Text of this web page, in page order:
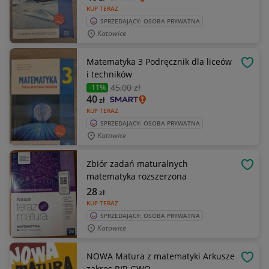
KUP TERAZ
SPRZEDAJĄCY: OSOBA PRYWATNA
Katowice
Matematyka 3 Podręcznik dla liceów
i techników
-11% 45,00 zł
KUP TERAZ
40zł
SPRZEDAJĄCY: OSOBA PRYWATNA
Katowice
Zbiór zadań maturalnych
matematyka rozszerzona
KUP TERAZ
28zł
SPRZEDAJĄCY: OSOBA PRYWATNA
Katowice
NOWA Matura z matematyki Arkusze